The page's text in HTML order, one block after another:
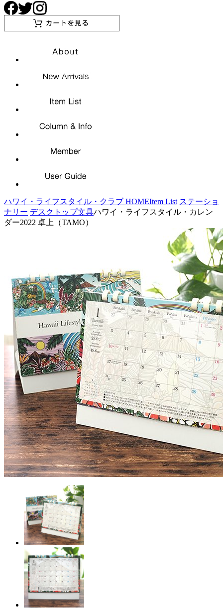
ハワイ・ライフスタイル・クラブ HOMEItem List ステーショ
ナリー デスクトップ文具ハワイ・ライフスタイル・カレン
ダー2022 卓上（TAMO）